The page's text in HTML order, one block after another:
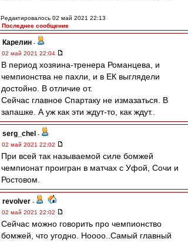
Редактировалось 02 май 2021 22:13
Последнее сообщение
Карелин -
02 май 2021 22:04
В период хозяина-тренера Романцева, и
чемпионства не пахли, и в ЕК выглядели
достойно. В отличие от.
Сейчас главное Спартаку не измазаться. В
запашке. А уж как эти ждут-то, как ждут..
serg_chel -
02 май 2021 22:02
При всей так называемой силе бомжей
чемпионат проигран в матчах с Уфой, Сочи и
Ростовом.
revolver -
02 май 2021 22:02
Сейчас можно говорить про чемпионство
бомжей, что угодно. Ноооо..Самый главный